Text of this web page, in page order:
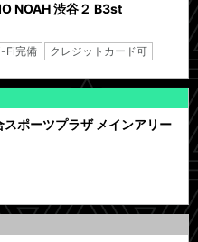
NOAH 渋谷２ B3st
Fi完備 クレジットカード可
ポーツプラザ メインアリー